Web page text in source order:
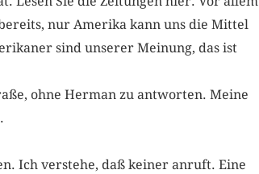
nur Amerika kann uns die Mittel
sind unserer Meinung, das ist
ohne Herman zu antworten. Meine
Ich verstehe, daß keiner anruft. Eine